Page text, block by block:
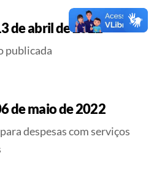
de abril de 2022
publicada
de maio de 2022
despesas com serviços